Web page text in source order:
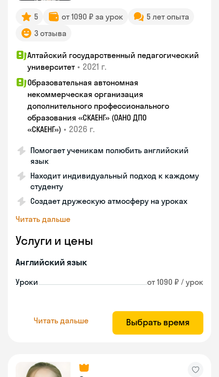
5 от 1090 ₽ за урок
5 лет опыта
3 отзыва
Алтайский государственный педагогический
университет • 2021 г.
Образовательная автономная
некоммерческая организация
дополнительного профессионального
образования «СКАЕНГ» (ОАНО ДПО
«СКАЕНГ») • 2026 г.
Помогает ученикам полюбить английский
язык
Находит индивидуальный подход к каждому
студенту
Создает дружескую атмосферу на уроках
Читать дальше
Услуги и цены
Английский язык
Уроки от 1090 ₽ / урок
Читать дальше Выбрать время